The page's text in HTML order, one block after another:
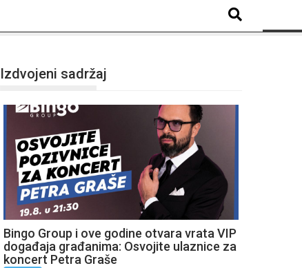
Izdvojeni sadržaj
Bingo Group i ove godine otvara vrata VIP
događaja građanima: Osvojite ulaznice za
koncert Petra Graše